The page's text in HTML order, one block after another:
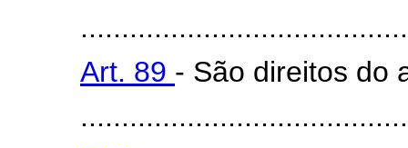
Art. 89 - São direitos do